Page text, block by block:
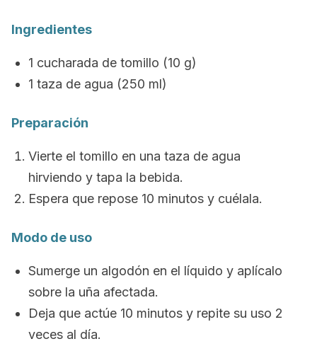
Ingredientes
1 cucharada de tomillo (10 g)
1 taza de agua (250 ml)
Preparación
Vierte el tomillo en una taza de agua
hirviendo y tapa la bebida.
Espera que repose 10 minutos y cuélala.
Modo de uso
Sumerge un algodón en el líquido y aplícalo
sobre la uña afectada.
Deja que actúe 10 minutos y repite su uso 2
veces al día.